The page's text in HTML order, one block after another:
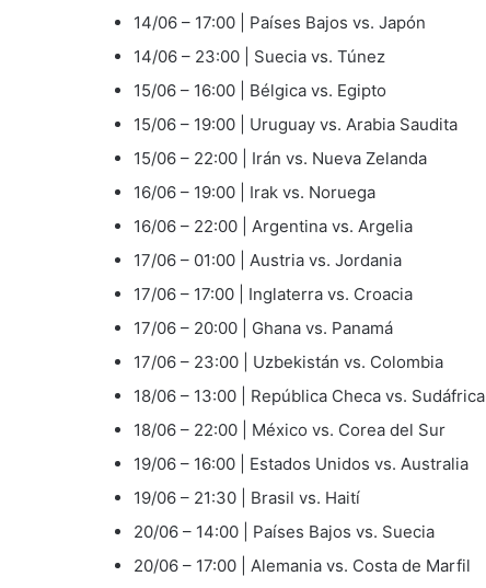
14/06 – 17:00 | Países Bajos vs. Japón
14/06 – 23:00 | Suecia vs. Túnez
15/06 – 16:00 | Bélgica vs. Egipto
15/06 – 19:00 | Uruguay vs. Arabia Saudita
15/06 – 22:00 | Irán vs. Nueva Zelanda
16/06 – 19:00 | Irak vs. Noruega
16/06 – 22:00 | Argentina vs. Argelia
17/06 – 01:00 | Austria vs. Jordania
17/06 – 17:00 | Inglaterra vs. Croacia
17/06 – 20:00 | Ghana vs. Panamá
17/06 – 23:00 | Uzbekistán vs. Colombia
18/06 – 13:00 | República Checa vs. Sudáfrica
18/06 – 22:00 | México vs. Corea del Sur
19/06 – 16:00 | Estados Unidos vs. Australia
19/06 – 21:30 | Brasil vs. Haití
20/06 – 14:00 | Países Bajos vs. Suecia
20/06 – 17:00 | Alemania vs. Costa de Marfil